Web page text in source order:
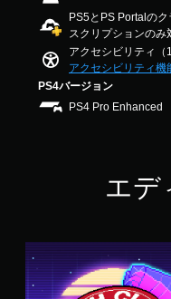
.
6
す
PS5とPS Portalの
スクリプションのみ
アクセシビリティ（
アクセシビリティ機
PS4バージョン
PS4 Pro Enhanced
エデ
t
a
ア
ル
（
基
本
）
の
動
ゲ
ー
ム
プ
表
示
し
ま
す
。
。
ボ
タ
ン
ず
レ
イ
可
ム
ス
ピ
ー
（
ゲ
全
体
の
ス